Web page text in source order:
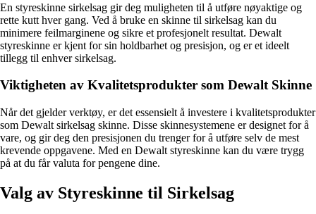
En styreskinne sirkelsag gir deg muligheten til å utføre nøyaktige og
rette kutt hver gang. Ved å bruke en skinne til sirkelsag kan du
minimere feilmarginene og sikre et profesjonelt resultat. Dewalt
styreskinne er kjent for sin holdbarhet og presisjon, og er et ideelt
tillegg til enhver sirkelsag.
Viktigheten av Kvalitetsprodukter som Dewalt Skinne
Når det gjelder verktøy, er det essensielt å investere i kvalitetsprodukter
som Dewalt sirkelsag skinne. Disse skinnesystemene er designet for å
vare, og gir deg den presisjonen du trenger for å utføre selv de mest
krevende oppgavene. Med en Dewalt styreskinne kan du være trygg
på at du får valuta for pengene dine.
Valg av Styreskinne til Sirkelsag